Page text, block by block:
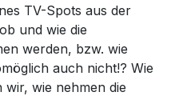
TV-Spots aus der
und wie die
werden, bzw. wie
auch nicht!? Wie
wie nehmen die